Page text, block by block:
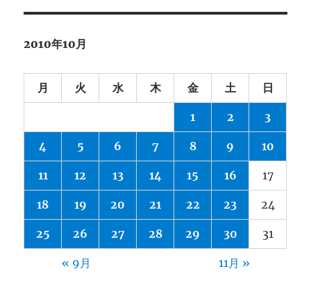
事。
2010年10月
月 火 水 木 金 土 日
1 2 3
4 5 6 7 8 9 10
11 12 13 14 15 16 17
18 19 20 21 22 23 24
25 26 27 28 29 30 31
« 9月 11月 »